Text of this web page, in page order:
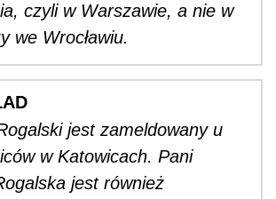
czyli w Warszawie, a nie w
we Wrocławiu.
jest zameldowany u
w Katowicach. Pani
jest również